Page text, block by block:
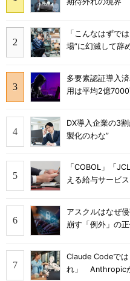
「こんなはずで
場”に幻滅して辞
多要素認証導入
用は平均2億7000
DX導入企業の3
製化のわな”
「COBOL」「
える給与サービ
アスクルはなぜ
崩す「例外」の
Claude Codeで
れ」 Anthropic